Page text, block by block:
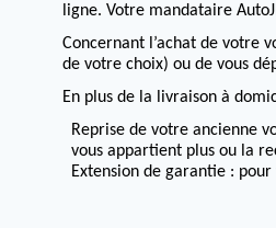
ligne. Votre mandataire
Concernant l’achat de votre
de votre choix) ou de vous
En plus de la livraison à
Reprise de votre ancienne
vous appartient plus ou la
Extension de garantie :